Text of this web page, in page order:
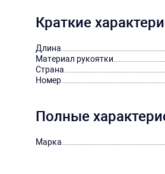
Краткие
Длина
Материал рукоятки
Страна
Номер
Полные
Марка